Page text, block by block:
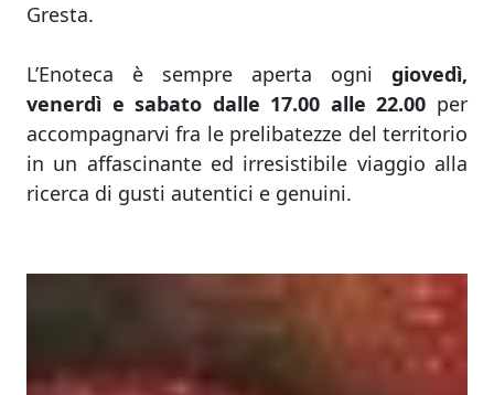
Gresta.
L’Enoteca è sempre aperta ogni giovedì,
venerdì e sabato dalle 17.00 alle 22.00 per
accompagnarvi fra le prelibatezze del territorio
in un affascinante ed irresistibile viaggio alla
ricerca di gusti autentici e genuini.